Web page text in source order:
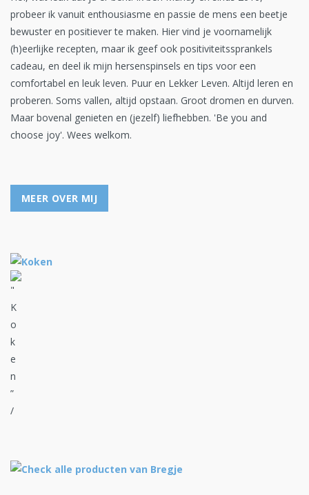
probeer ik vanuit enthousiasme en passie de mens een beetje
bewuster en positiever te maken. Hier vind je voornamelijk
(h)eerlijke recepten, maar ik geef ook positiviteitssprankels
cadeau, en deel ik mijn hersenspinsels en tips voor een
comfortabel en leuk leven. Puur en Lekker Leven. Altijd leren en
proberen. Soms vallen, altijd opstaan. Groot dromen en durven.
Maar bovenal genieten en (jezelf) liefhebben. 'Be you and
choose joy'. Wees welkom.
MEER OVER MIJ